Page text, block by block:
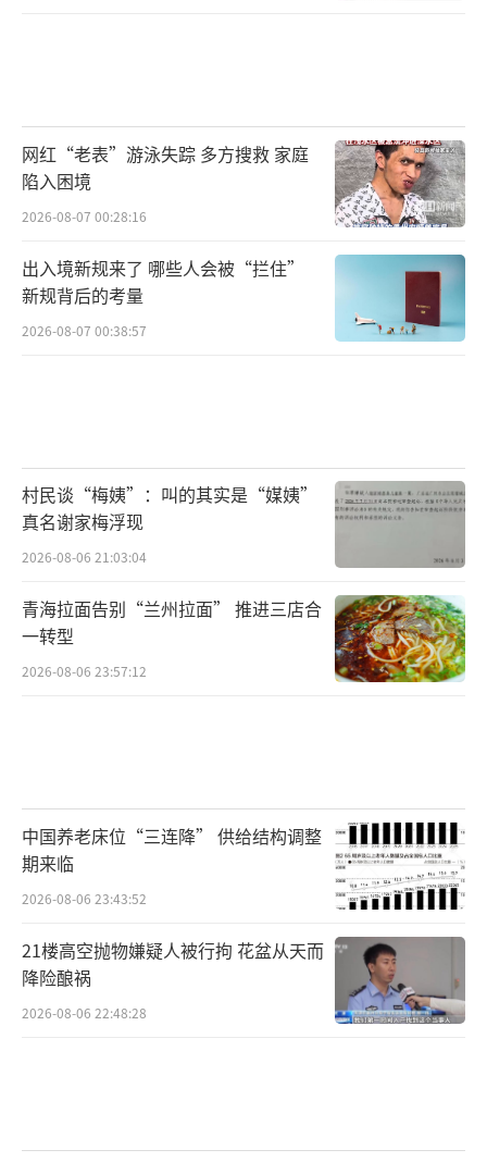
网红“老表”游泳失踪 多方搜救 家庭
陷入困境
2026-08-07 00:28:16
出入境新规来了 哪些人会被“拦住”
新规背后的考量
2026-08-07 00:38:57
村民谈“梅姨”：叫的其实是“媒姨”
真名谢家梅浮现
2026-08-06 21:03:04
青海拉面告别“兰州拉面” 推进三店合
一转型
2026-08-06 23:57:12
中国养老床位“三连降” 供给结构调整
期来临
2026-08-06 23:43:52
21楼高空抛物嫌疑人被行拘 花盆从天而
降险酿祸
2026-08-06 22:48:28